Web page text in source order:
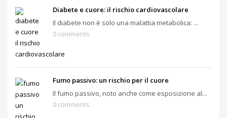
Diabete e cuore: il rischio cardiovascolare
Il diabete non è solo una malattia metabolica: ...
0 comments
Fumo passivo: un rischio per il cuore
Il fumo passivo, noto anche come esposizione al...
0 comments